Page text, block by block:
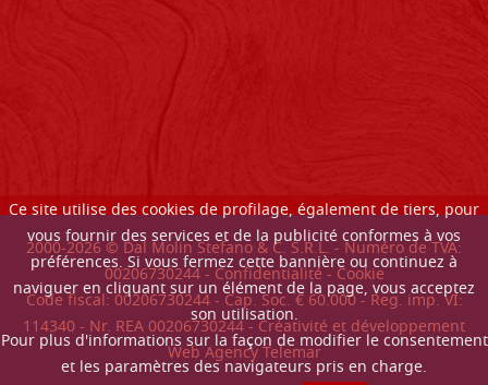
Ce site utilise des cookies de profilage, également de tiers, pour
vous fournir des services et de la publicité conformes à vos
préférences. Si vous fermez cette bannière ou continuez à
naviguer en cliquant sur un élément de la page, vous acceptez
son utilisation.
Pour plus d'informations sur la façon de modifier le consentement
et les paramètres des navigateurs pris en charge.
2000-2026© Dal Molin Stefano & C. S.R.L. - Numéro de TVA:
00206730244 -Confidentialité-Cookie
Code fiscal: 00206730244 - Cap. Soc. € 60.000 - Reg. imp. VI:
114340 - Nr. REA 00206730244 - Créativité et développement
Web Agency Telemar